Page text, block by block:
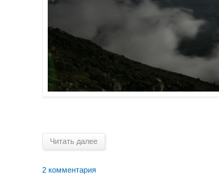
Читать далее
2 комментария